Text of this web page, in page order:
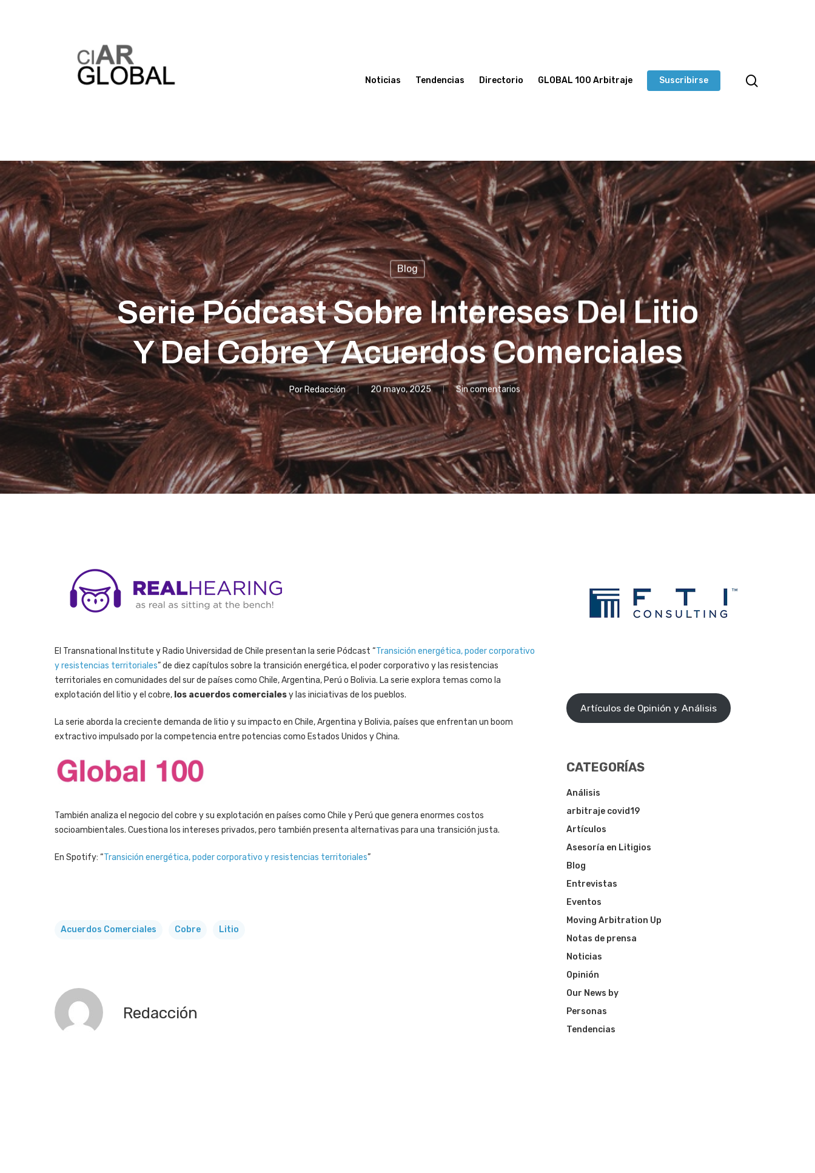
Presione enter para buscar o ESC para cerrar
Noticias Tendencias Directorio GLOBAL 100 Arbitraje Suscribirse
Blog
Serie Pódcast Sobre Intereses Del Litio
Y Del Cobre Y Acuerdos Comerciales
Por Redacción 20 mayo, 2025 Sin comentarios
El Transnational Institute y Radio Universidad de Chile presentan la serie Pódcast “Transición energética, poder corporativo
y resistencias territoriales” de diez capítulos sobre la transición energética, el poder corporativo y las resistencias
territoriales en comunidades del sur de países como Chile, Argentina, Perú o Bolivia. La serie explora temas como la
explotación del litio y el cobre, los acuerdos comercialesy las iniciativas de los pueblos.
La serie aborda la creciente demanda de litio y su impacto en Chile, Argentina y Bolivia, países que enfrentan un boom
extractivo impulsado por la competencia entre potencias como Estados Unidos y China.
También analiza el negocio del cobre y su explotación en países como Chile y Perú que genera enormes costos
socioambientales. Cuestiona los intereses privados, pero también presenta alternativas para una transición justa.
En Spotify: “Transición energética, poder corporativo y resistencias territoriales”
Acuerdos Comerciales Cobre Litio
Redacción
Artículos de Opinión y Análisis
CATEGORÍAS
Análisis
arbitraje covid19
Artículos
Asesoría en Litigios
Blog
Entrevistas
Eventos
Moving Arbitration Up
Notas de prensa
Noticias
Opinión
Our News by
Personas
Tendencias